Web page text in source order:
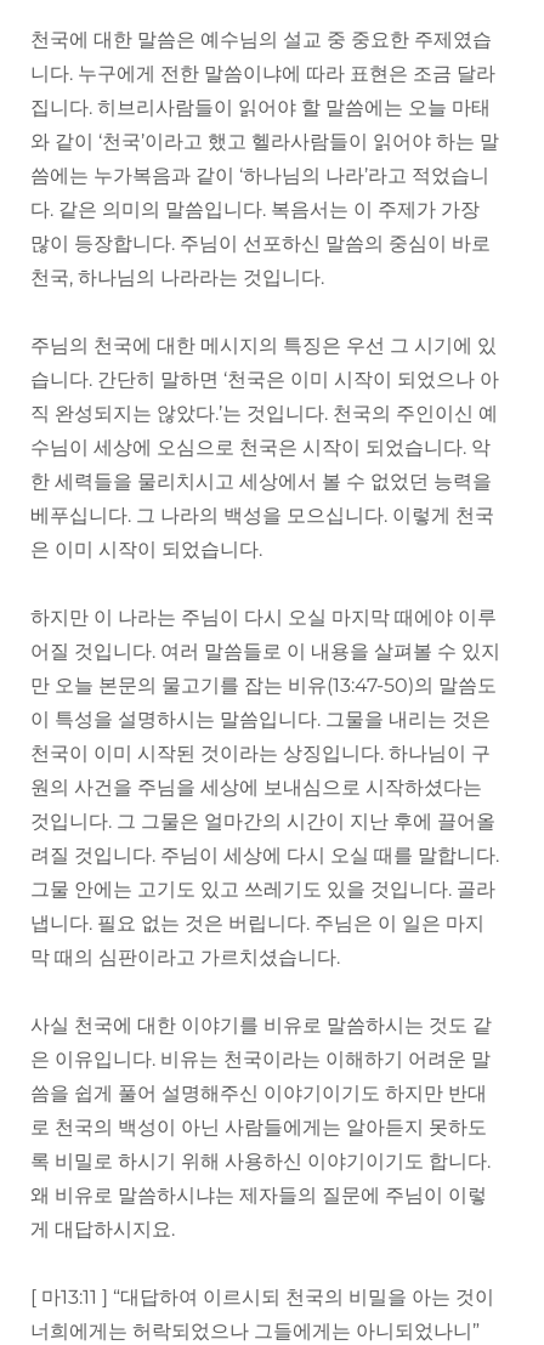
천국에 대한 말씀은 예수님의 설교 중 중요한 주제였습
니다. 누구에게 전한 말씀이냐에 따라 표현은 조금 달라
집니다. 히브리사람들이 읽어야 할 말씀에는 오늘 마태
와 같이 ‘천국’이라고 했고 헬라사람들이 읽어야 하는 말
씀에는 누가복음과 같이 ‘하나님의 나라’라고 적었습니
다. 같은 의미의 말씀입니다. 복음서는 이 주제가 가장
많이 등장합니다. 주님이 선포하신 말씀의 중심이 바로
천국, 하나님의 나라라는 것입니다.
주님의 천국에 대한 메시지의 특징은 우선 그 시기에 있
습니다. 간단히 말하면 ‘천국은 이미 시작이 되었으나 아
직 완성되지는 않았다.’는 것입니다. 천국의 주인이신 예
수님이 세상에 오심으로 천국은 시작이 되었습니다. 악
한 세력들을 물리치시고 세상에서 볼 수 없었던 능력을
베푸십니다. 그 나라의 백성을 모으십니다. 이렇게 천국
은 이미 시작이 되었습니다.
하지만 이 나라는 주님이 다시 오실 마지막 때에야 이루
어질 것입니다. 여러 말씀들로 이 내용을 살펴볼 수 있지
만 오늘 본문의 물고기를 잡는 비유(13:47-50)의 말씀도
이 특성을 설명하시는 말씀입니다. 그물을 내리는 것은
천국이 이미 시작된 것이라는 상징입니다. 하나님이 구
원의 사건을 주님을 세상에 보내심으로 시작하셨다는
것입니다. 그 그물은 얼마간의 시간이 지난 후에 끌어올
려질 것입니다. 주님이 세상에 다시 오실 때를 말합니다.
그물 안에는 고기도 있고 쓰레기도 있을 것입니다. 골라
냅니다. 필요 없는 것은 버립니다. 주님은 이 일은 마지
막 때의 심판이라고 가르치셨습니다.
사실 천국에 대한 이야기를 비유로 말씀하시는 것도 같
은 이유입니다. 비유는 천국이라는 이해하기 어려운 말
씀을 쉽게 풀어 설명해주신 이야기이기도 하지만 반대
로 천국의 백성이 아닌 사람들에게는 알아듣지 못하도
록 비밀로 하시기 위해 사용하신 이야기이기도 합니다.
왜 비유로 말씀하시냐는 제자들의 질문에 주님이 이렇
게 대답하시지요.
[ 마13:11 ] “대답하여 이르시되 천국의 비밀을 아는 것이
너희에게는 허락되었으나 그들에게는 아니되었나니”